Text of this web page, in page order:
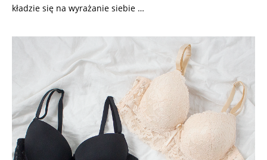
kładzie się na wyrażanie siebie …